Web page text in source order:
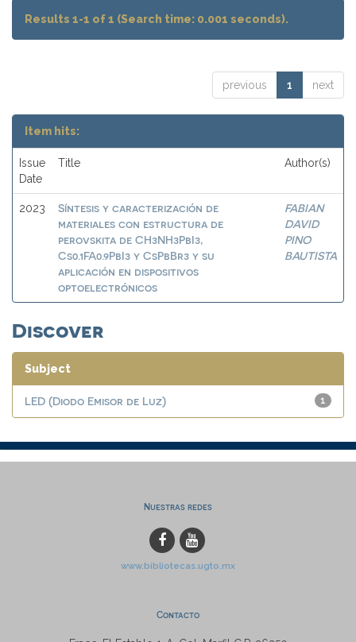
Results 1-1 of 1 (Search time: 0.001 seconds).
previous 1 next
Item hits:
Issue
Date
Title Author(s)
2023
Síntesis y caracterización de
materiales con estructura de
perovskita de CH3NH3PbI3,
Cs0.1FA0.9PbI3 y CsPbBr3 y su
aplicación en dispositivos
optoelectrónicos
FABIAN
DAVID
PINO
BAUTISTA
Discover
Subject
1
LED (Diodo Emisor de Luz)
Nuestras redes
www.bibliotecas.ugto.mx
Contacto